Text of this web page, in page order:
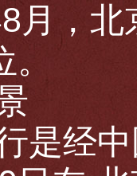
月，北
是经